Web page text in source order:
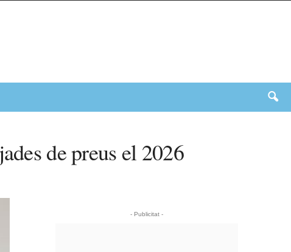
de preus el 2026
- Publicitat -